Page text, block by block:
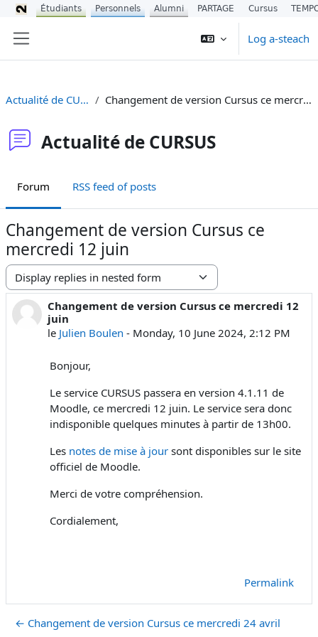
Log a-steach
Actualité de CURSUS Changement de version Cursus ce mercredi 12 juin
Actualité de CURSUS
Forum RSS feed of posts
Changement de version Cursus ce
mercredi 12 juin
Display mode
Changement de version Cursus ce mercredi 12
juin
le Julien Boulen - Monday, 10 June 2024, 2:12 PM
Number of replies: 0
Bonjour,
Le service CURSUS passera en version 4.1.11 de
Moodle, ce mercredi 12 juin. Le service sera donc
indisponible quelques minutes à partir de 13h00.
Les notes de mise à jour sont disponibles sur le site
officiel de Moodle.
Merci de votre compréhension.
Cordialement,
Permalink
← Changement de version Cursus ce mercredi 24 avril
Étudiants Personnels Alumni PARTAGE Cursus